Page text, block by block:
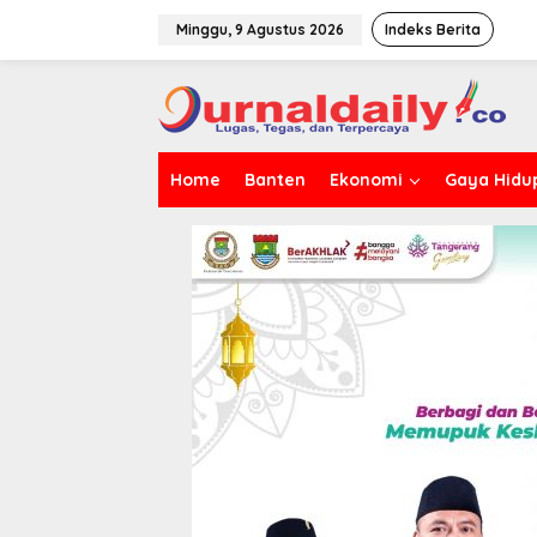
Minggu, 9 Agustus 2026 Indeks Berita
Home Banten Ekonomi Gaya